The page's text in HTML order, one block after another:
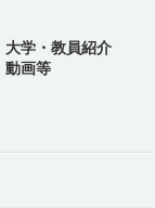
大学・教員紹介
動画等